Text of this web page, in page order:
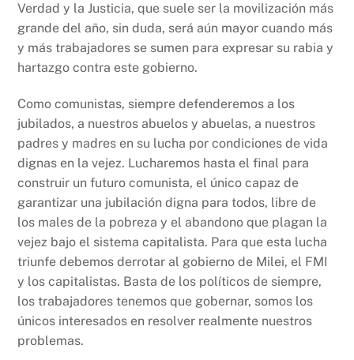
Verdad y la Justicia, que suele ser la movilización más
grande del año, sin duda, será aún mayor cuando más
y más trabajadores se sumen para expresar su rabia y
hartazgo contra este gobierno.
Como comunistas, siempre defenderemos a los
jubilados, a nuestros abuelos y abuelas, a nuestros
padres y madres en su lucha por condiciones de vida
dignas en la vejez. Lucharemos hasta el final para
construir un futuro comunista, el único capaz de
garantizar una jubilación digna para todos, libre de
los males de la pobreza y el abandono que plagan la
vejez bajo el sistema capitalista. Para que esta lucha
triunfe debemos derrotar al gobierno de Milei, el FMI
y los capitalistas. Basta de los políticos de siempre,
los trabajadores tenemos que gobernar, somos los
únicos interesados en resolver realmente nuestros
problemas.